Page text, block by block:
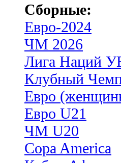
Сборные:
Евро-2024
ЧМ 2026
Лига Наций
Клубный
Евро
Евро U21
ЧМ U20
Copa America